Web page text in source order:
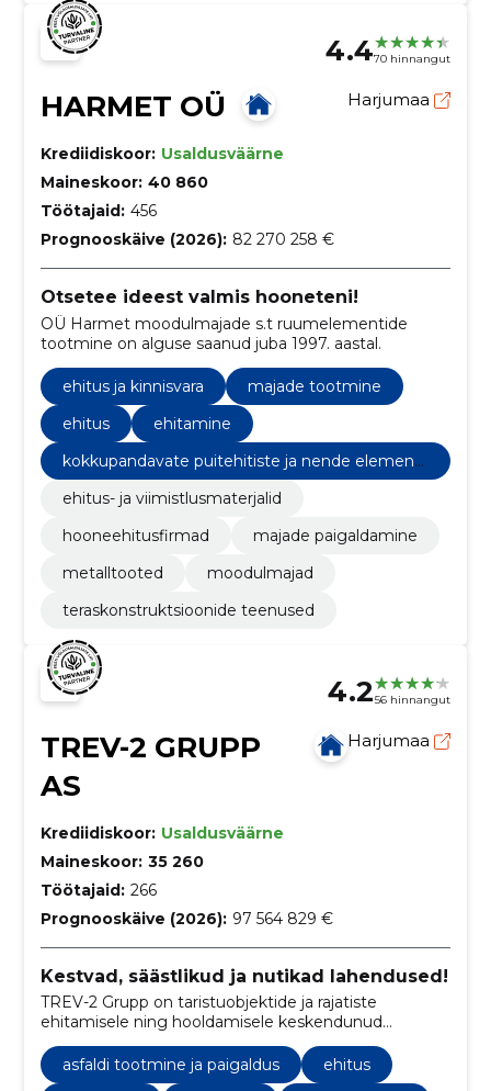
4.470 hinnangut
HARMET OÜ Harjumaa
Krediidiskoor: Usaldusväärne
Maineskoor: 40 860
Töötajaid: 456
Prognooskäive (2026): 82 270 258 €
Otsetee ideest valmis hooneteni!
OÜ Harmet moodulmajade s.t ruumelementide
tootmine on alguse saanud juba 1997. aastal.
ehitus ja kinnisvara
majade tootmine
ehitus
ehitamine
kokkupandavate puitehitiste ja nende elementi
de tootmine
ehitus- ja viimistlusmaterjalid
hooneehitusfirmad
majade paigaldamine
metalltooted
moodulmajad
teraskonstruktsioonide teenused
4.256 hinnangut
TREV-2 GRUPP
AS
Harjumaa
Krediidiskoor: Usaldusväärne
Maineskoor: 35 260
Töötajaid: 266
Prognooskäive (2026): 97 564 829 €
Kestvad, säästlikud ja nutikad lahendused!
TREV-2 Grupp on taristuobjektide ja rajatiste
ehitamisele ning hooldamisele keskendunud
ettevõte.
asfaldi tootmine ja paigaldus
ehitus